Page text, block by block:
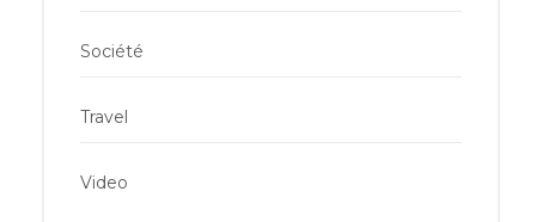
Société
Travel
Video